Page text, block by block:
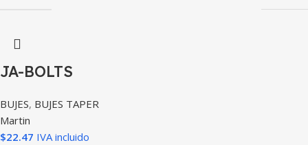
JA-BOLTS
BUJES, BUJES TAPER
Martin
$22.47 IVA incluido